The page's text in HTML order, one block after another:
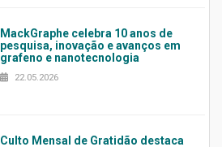
MackGraphe celebra 10 anos de
pesquisa, inovação e avanços em
grafeno e nanotecnologia
22.05.2026
Culto Mensal de Gratidão destaca